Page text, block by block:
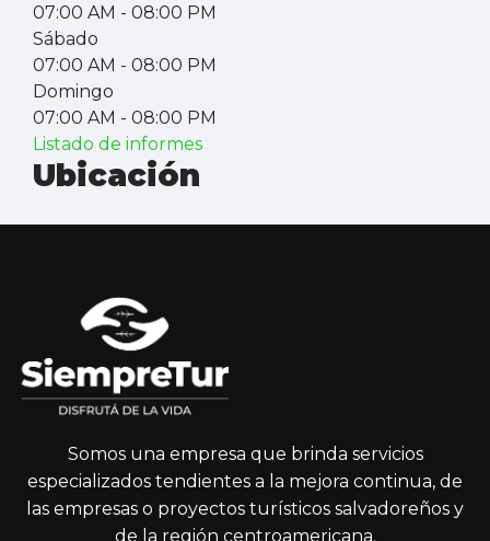
07:00 AM - 08:00 PM
Sábado
07:00 AM - 08:00 PM
Domingo
07:00 AM - 08:00 PM
Listado de informes
Ubicación
Somos una empresa que brinda servicios
especializados tendientes a la mejora continua, de
las empresas o proyectos turísticos salvadoreños y
de la región centroamericana.